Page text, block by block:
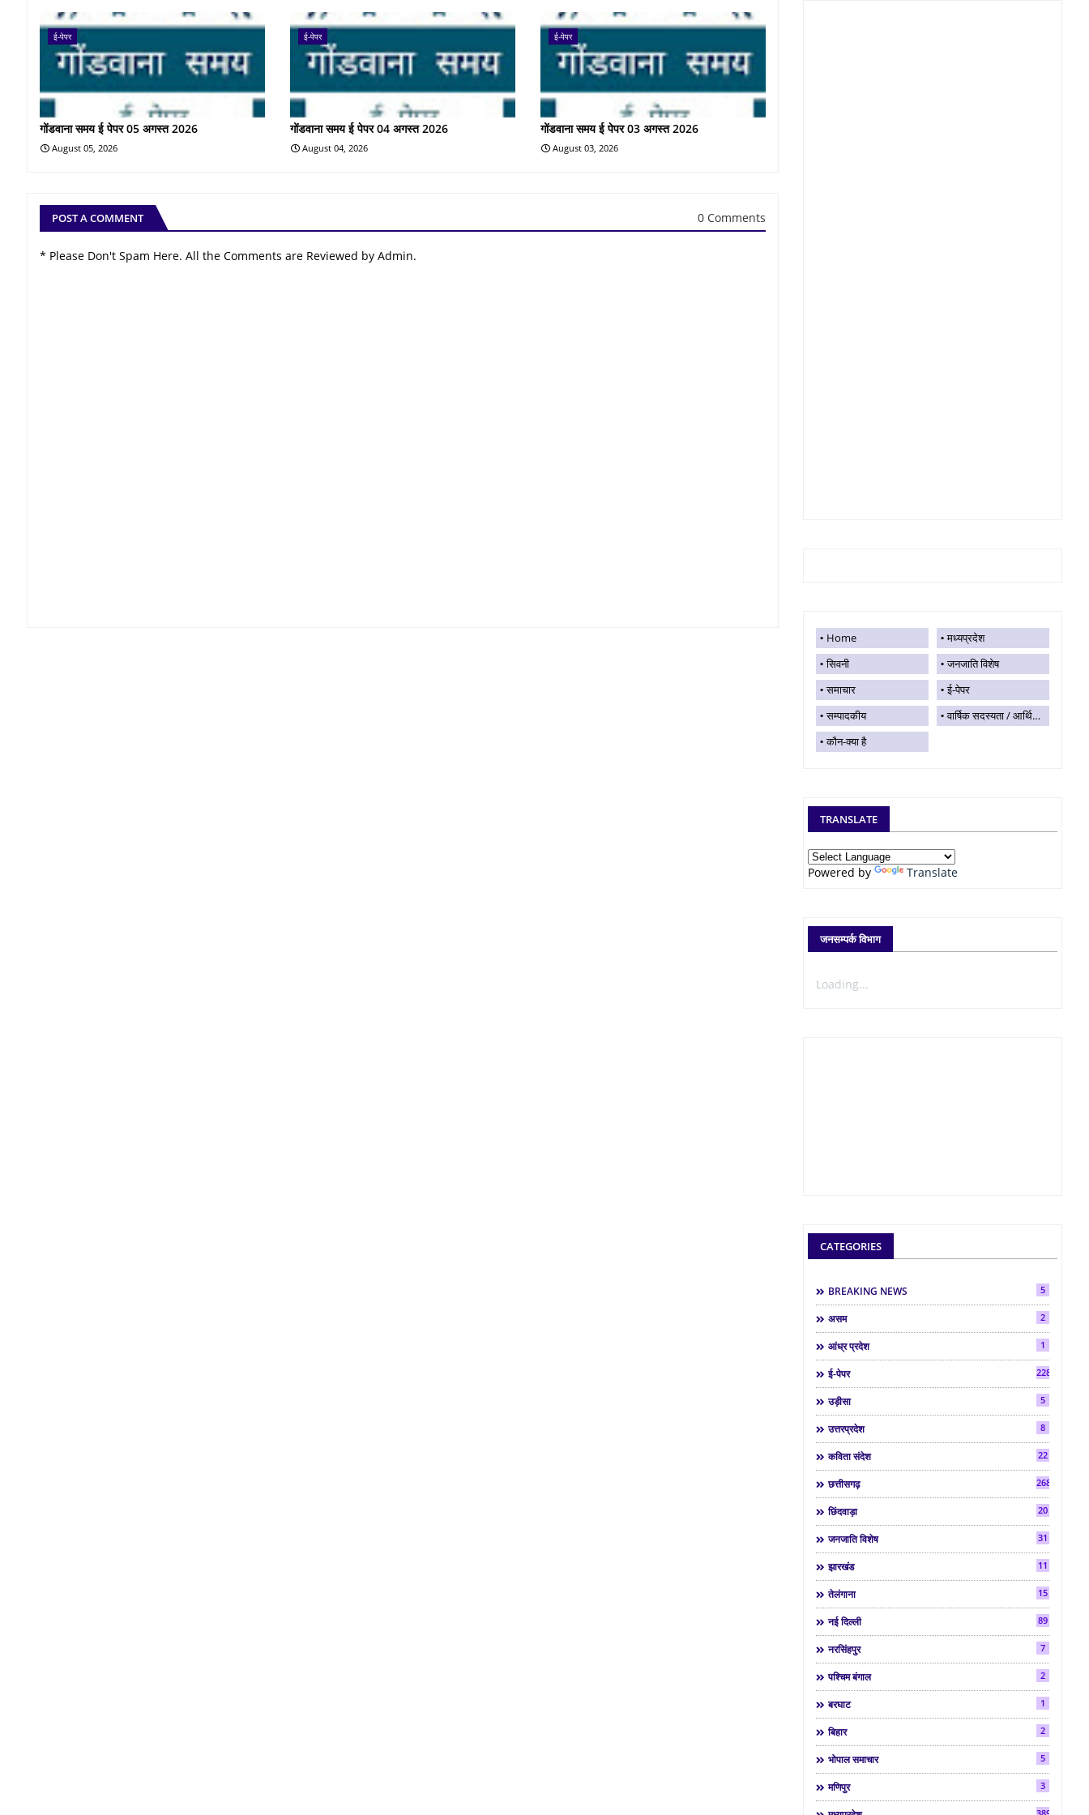
ई-पेपर
गोंडवाना समय ई पेपर 05 अगस्त 2026
August 05, 2026
ई-पेपर
गोंडवाना समय ई पेपर 04 अगस्त 2026
August 04, 2026
ई-पेपर
गोंडवाना समय ई पेपर 03 अगस्त 2026
August 03, 2026
POST A COMMENT 0 Comments
* Please Don't Spam Here. All the Comments are Reviewed by Admin.
Home
मध्यप्रदेश
सिवनी
जनजाति विशेष
समाचार
ई-पेपर
सम्पादकीय
वार्षिक सदस्यता / आर्थिक सहयोग
कौन-क्या है
TRANSLATE
Powered by Translate
जनसम्पर्क विभाग
Loading...
CATEGORIES
BREAKING NEWS 5
असम 2
आंध्र प्रदेश 1
ई-पेपर 2286
उड़ीसा 5
उत्तरप्रदेश 8
कविता संदेश 22
छत्तीसगढ़ 268
छिंदवाड़ा 20
जनजाति विशेष 31
झारखंड 11
तेलंगाना 15
नई दिल्ली 89
नरसिंहपुर 7
पश्चिम बंगाल 2
बरघाट 1
बिहार 2
भोपाल समाचार 5
मणिपुर 3